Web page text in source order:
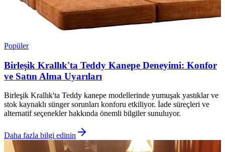
Popüler
Birleşik Krallık'ta Teddy Kanepe Deneyimi: Konfor
ve Satın Alma Uyarıları
Birleşik Krallık'ta Teddy kanepe modellerinde yumuşak yastıklar ve
stok kaynaklı sünger sorunları konforu etkiliyor. İade süreçleri ve
alternatif seçenekler hakkında önemli bilgiler sunuluyor.
Daha fazla bilgi edinin